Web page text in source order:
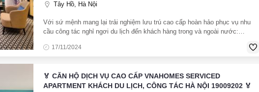
Tây Hồ, Hà Nội
Với sứ mệnh mang lại trải nghiệm lưu trú cao cấp hoàn hảo phục vụ nhu
cầu công tác nghỉ ngơi du lịch đến khách hàng trong và ngoài nước:
Phố Võng Thị Phường Bưởi Quận Tây
17/11/2024
🏅 CĂN HỘ DỊCH VỤ CAO CẤP VNAHOMES SERVICED
APARTMENT KHÁCH DU LỊCH, CÔNG TÁC HÀ NỘI 19009202 🏅